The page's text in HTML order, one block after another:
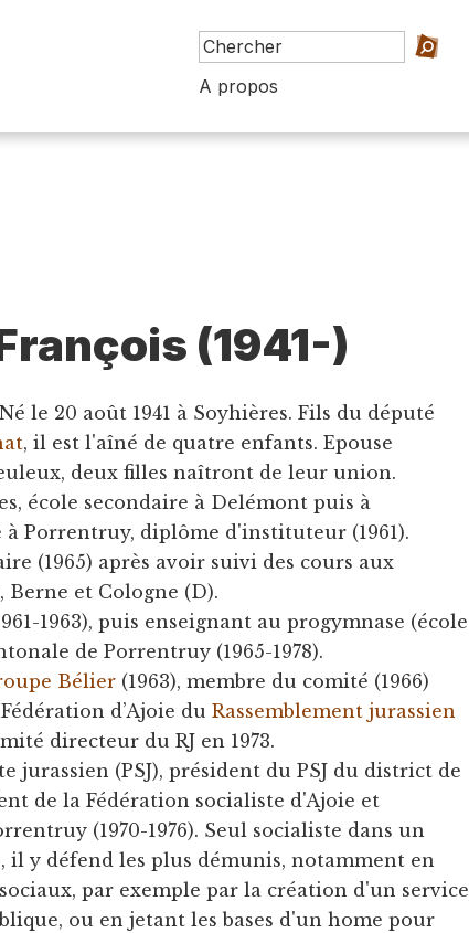
A propos
(1941-)
le 20 août 1941 à Soyhières. Fils du député
, il est l'aîné de quatre enfants. Epouse
deux filles naîtront de leur union.
école secondaire à Delémont puis à
Porrentruy, diplôme d'instituteur (1961).
(1965) après avoir suivi des cours aux
Berne et Cologne (D).
1963), puis enseignant au progymnase (école
de Porrentruy (1965-1978).
Bélier (1963), membre du comité (1966)
d’Ajoie duRassemblement jurassien
directeur du RJ en 1973.
jurassien (PSJ), président du PSJ du district de
de la Fédération socialiste d'Ajoie et
(1970-1976). Seul socialiste dans un
il y défend les plus démunis, notamment en
par exemple par la création d'un service
ou en jetant les bases d'un home pour